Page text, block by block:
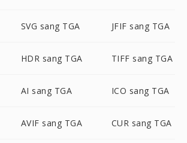
SVG sang TGA JFIF sang TGA
HDR sang TGA TIFF sang TGA
AI sang TGA ICO sang TGA
AVIF sang TGA CUR sang TGA